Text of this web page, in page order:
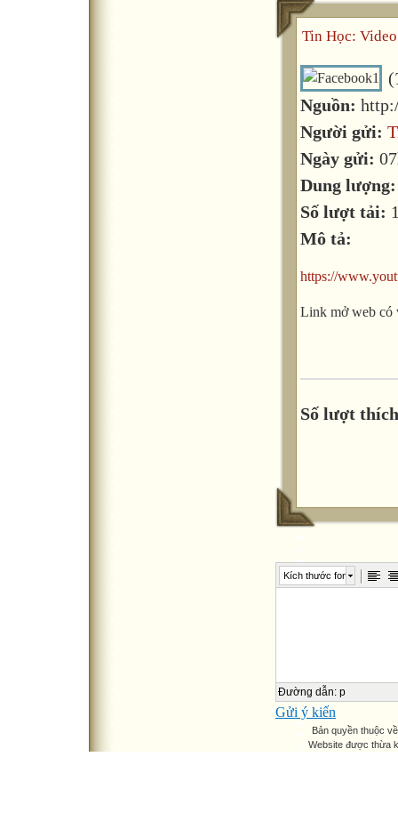
Tin Học:
(
Nguồn:
Người gửi:
Ngày gửi:
Dung
Số lượt tải:
Mô tả:
https://
Link mở web có
Số lượt
Kích thước font
Đường dẫn: p
Gửi ý kiến
Bản quyền thuộc
Website được thừa